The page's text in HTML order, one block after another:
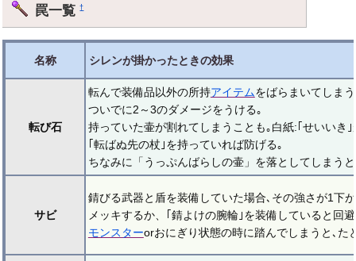
罠一覧†
名称 シレンが掛かったときの効果
転び石
転んで装備品以外の所持アイテムをばらまいてしま
ついでに2～3のダメージをうける｡
持っていた壷が割れてしまうことも｡白紙:｢せいいき
｢転ばぬ先の杖｣を持っていれば防げる｡
ちなみに「うっぷんばらしの壷」を落としてしまう
サビ
錆びる武器と盾を装備していた場合､その強さが1下
メッキするか、｢錆よけの腕輪｣を装備していると回
モンスターorおにぎり状態の時に踏んでしまうと､た